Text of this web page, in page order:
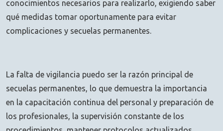
conocimientos necesarios para realizarlo, exigiendo saber
qué medidas tomar oportunamente para evitar
complicaciones y secuelas permanentes.
La falta de vigilancia puedo ser la razón principal de
secuelas permanentes, lo que demuestra la importancia
en la capacitación continua del personal y preparación de
los profesionales, la supervisión constante de los